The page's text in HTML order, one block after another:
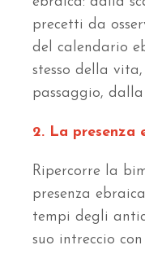
precetti da
del calendario
stesso della
passaggio,
2. La presenza
Ripercorre la
presenza
tempi degli
suo intreccio